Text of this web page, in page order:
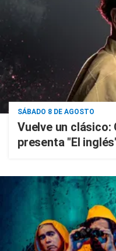
SÁBADO 8 DE AGOSTO
Vuelve un
presenta "El